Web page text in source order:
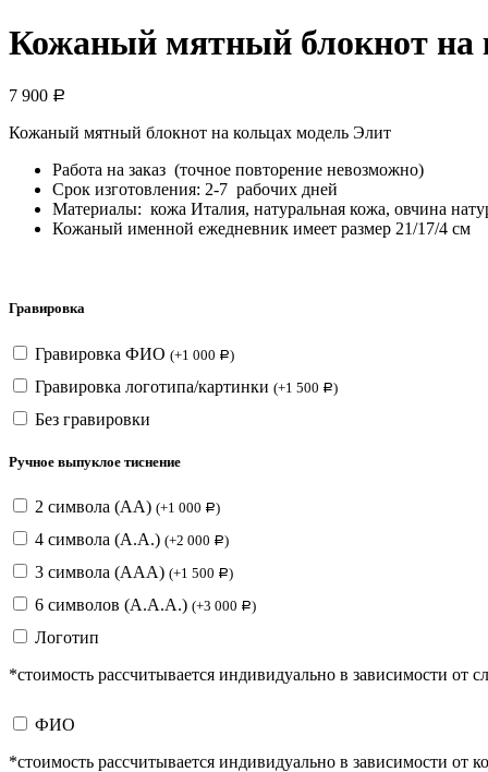
Кожаный мятный блокнот на
7 900 Р
Кожаный мятный блокнот на кольцах модель Элит
Работа на заказ (точное повторение невозможно)
Срок изготовления: 2-7 рабочих дней
Материалы: кожа Италия, натуральная кожа, овчина
Кожаный именной ежедневник имеет размер 21/17/4 см
Гравировка
Гравировка ФИО (+1 000 Р)
Гравировка логотипа/картинки (+1 500 Р)
Без гравировки
Ручное выпуклое тиснение
2 символа (АА) (+1 000 Р)
4 символа (А.А.) (+2 000 Р)
3 символа (ААА) (+1 500 Р)
6 символов (А.А.А.) (+3 000 Р)
Логотип
*стоимость рассчитывается индивидуально в зависимости от
ФИО
*стоимость рассчитывается индивидуально в зависимости от